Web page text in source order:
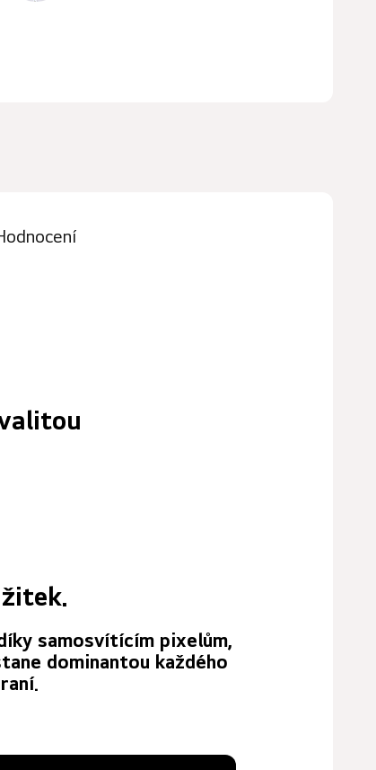
samosvítícím pixelům,
dominantou každého